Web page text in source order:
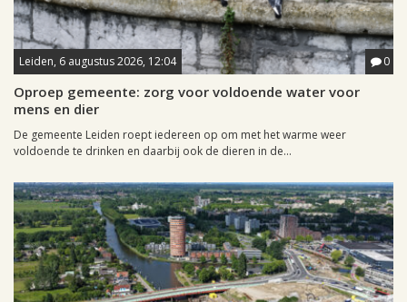
Leiden, 6 augustus 2026, 12:04 0
Oproep gemeente: zorg voor voldoende water voor
mens en dier
De gemeente Leiden roept iedereen op om met het warme weer
voldoende te drinken en daarbij ook de dieren in de...